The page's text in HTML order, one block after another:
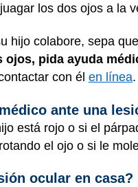
los dos ojos a la
hijo colabore, sepa
ojos, pida ayuda
con él en línea.
ante una
está rojo o si el
el ojo o si le
ocular en casa?